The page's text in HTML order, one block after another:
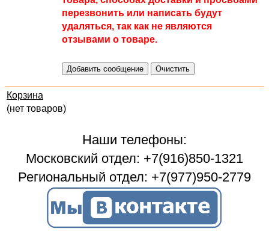
перезвонить или написать будут
удаляться, так как не являются
отзывами о товаре.
Корзина
(нет товаров)
Наши телефоны:
Московский отдел: +7(916)850-1321
Региональный отдел: +7(977)950-2779